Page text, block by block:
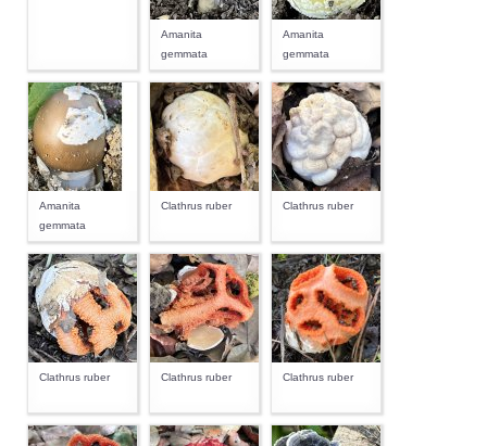
Amanita
gemmata
Amanita
gemmata
Amanita
gemmata
Clathrus ruber Clathrus ruber
Clathrus ruber Clathrus ruber Clathrus ruber